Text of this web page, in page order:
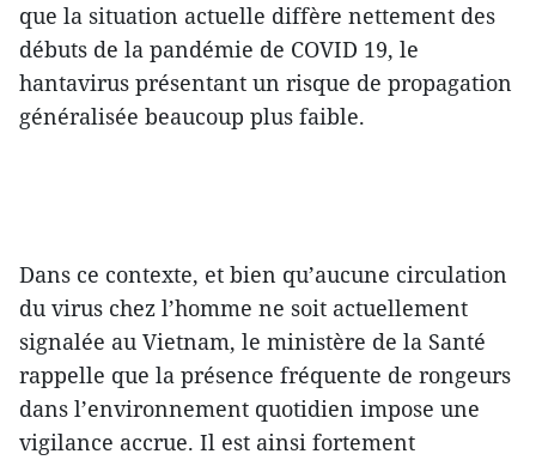
que la situation actuelle diffère nettement des
débuts de la pandémie de COVID 19, le
hantavirus présentant un risque de propagation
généralisée beaucoup plus faible.
Dans ce contexte, et bien qu’aucune circulation
du virus chez l’homme ne soit actuellement
signalée au Vietnam, le ministère de la Santé
rappelle que la présence fréquente de rongeurs
dans l’environnement quotidien impose une
vigilance accrue. Il est ainsi fortement